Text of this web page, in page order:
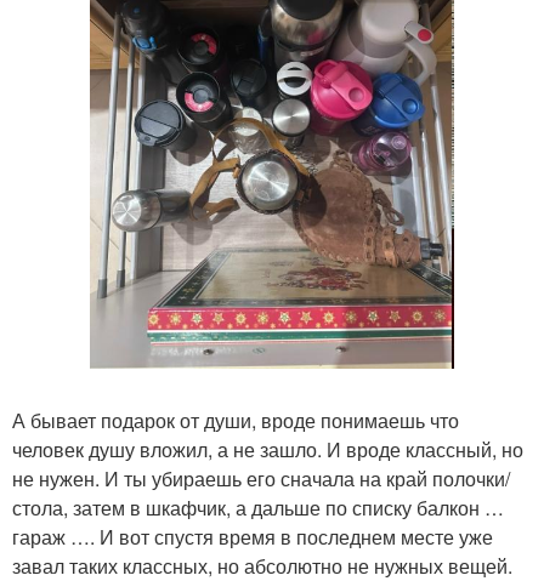
А бывает подарок от души, вроде понимаешь что
человек душу вложил, а не зашло. И вроде классный, но
не нужен. И ты убираешь его сначала на край полочки/
стола, затем в шкафчик, а дальше по списку балкон …
гараж …. И вот спустя время в последнем месте уже
завал таких классных, но абсолютно не нужных вещей.